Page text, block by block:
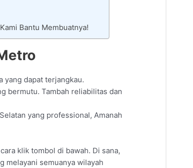
Bantu Membuatnya!
yang dapat terjangkau.
bermutu. Tambah reliabilitas dan
yang professional, Amanah
klik tombol di bawah. Di sana,
melayani semuanya wilayah